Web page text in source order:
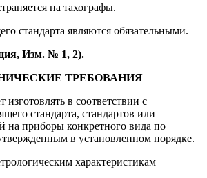
на тахографы.
стандарта являются обязательными.
Изм. № 1, 2).
ТРЕБОВАНИЯ
в соответствии с
стандарта, стандартов или
на приборы конкретного вида по
в установленном порядке.
характеристикам